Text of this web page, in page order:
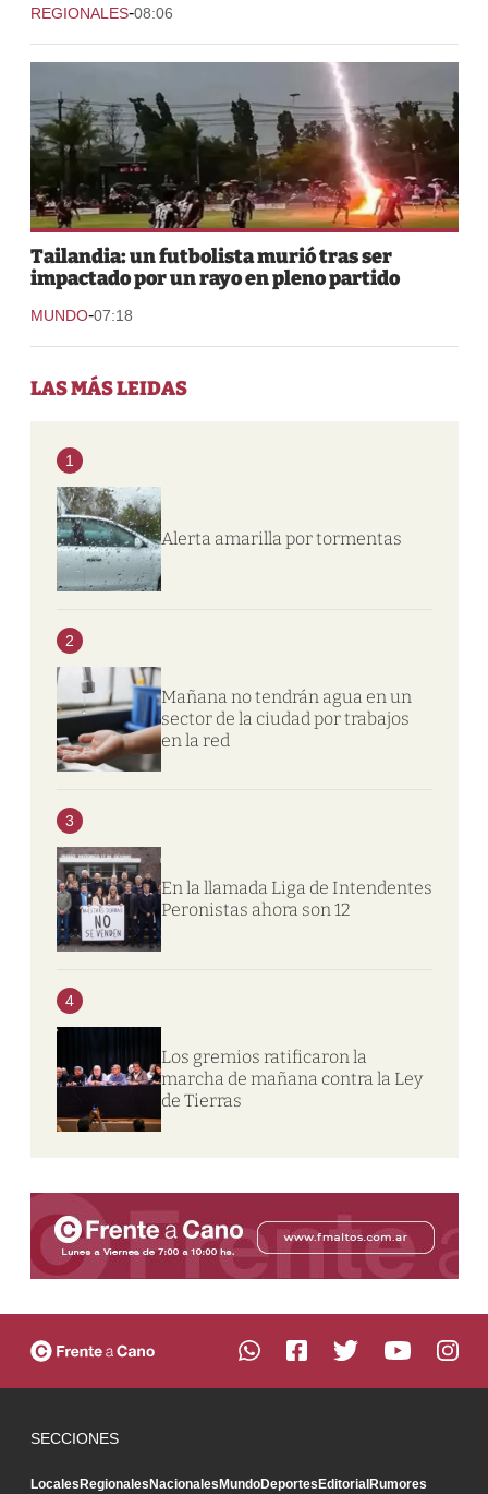
REGIONALES-08:06
Tailandia: un futbolista murió tras ser
impactado por un rayo en pleno partido
MUNDO-07:18
LAS MÁS LEIDAS
1
Alerta amarilla por tormentas
2
Mañana no tendrán agua en un
sector de la ciudad por trabajos
en la red
3
En la llamada Liga de Intendentes
Peronistas ahora son 12
4
Los gremios ratificaron la
marcha de mañana contra la Ley
de Tierras
SECCIONES
LocalesRegionalesNacionalesMundoDeportesEditorialRumores